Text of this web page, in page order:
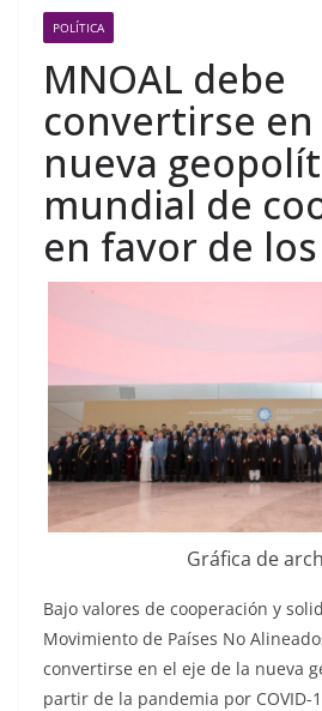
POLÍTICA
MNOAL debe
convertirse en
nueva
mundial de
en favor de
Gráfica de
Bajo valores de cooperación y
Movimiento de Países No
convertirse en el eje de la nueva
partir de la pandemia por COVID-